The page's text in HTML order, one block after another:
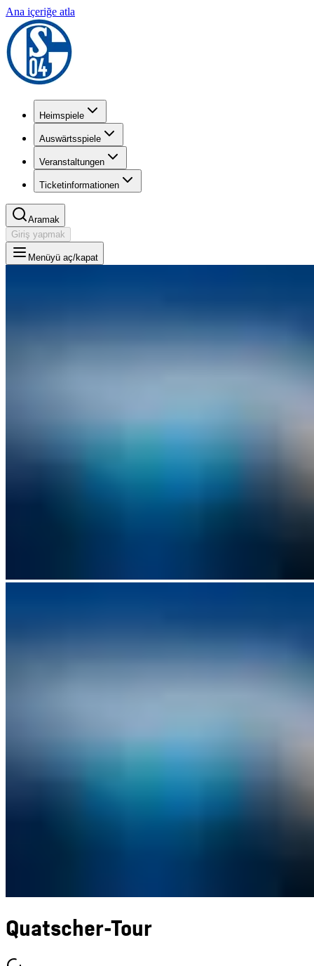
Ana içeriğe atla
Heimspiele
Auswärtsspiele
Veranstaltungen
Ticketinformationen
Aramak
Giriş yapmak
Menüyü aç/kapat
Quatscher-Tour